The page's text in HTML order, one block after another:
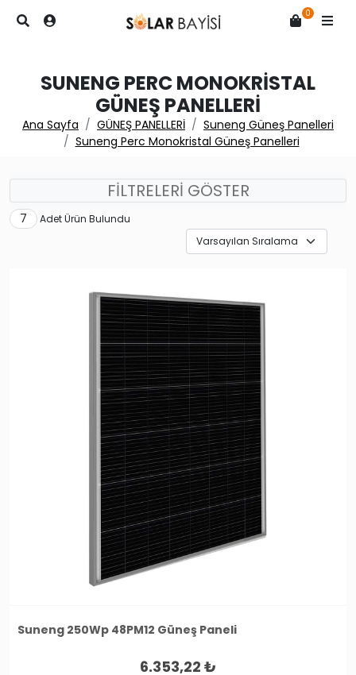
0
SUNENG PERC MONOKRISTAL
GÜNEŞ PANELLERI
Ana Sayfa GÜNEŞ PANELLERİ
Suneng Güneş Panelleri
Suneng Perc Monokristal Güneş Panelleri
FİLTRELERİ GÖSTER
7 Adet Ürün Bulundu
Suneng 250Wp 48PM12 Güneş Paneli
6.353,22 ₺